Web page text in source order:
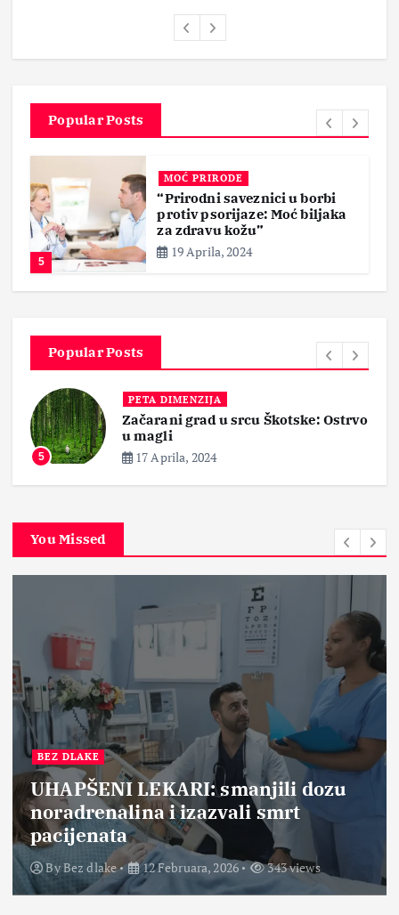
Popular Posts
5
MOĆ PRIRODE
“Prirodni saveznici u borbi
protiv psorijaze: Moć biljaka
za zdravu kožu”
19 Aprila, 2024
Popular Posts
5
PETA DIMENZIJA
Začarani grad u srcu Škotske: Ostrvo
u magli
17 Aprila, 2024
You Missed
BEZ DLAKE
UHAPŠENI LEKARI: smanjili dozu
noradrenalina i izazvali smrt
pacijenata
ByBez dlake 12 Februara, 2026 343 views